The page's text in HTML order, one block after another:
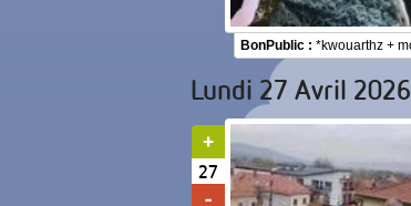
BonPublic : *kwouarthz +
Lundi 27 Avril 2026
27